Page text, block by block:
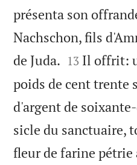
présenta son
Nachschon, fils
de Juda. 

13 Il offrit:
poids de cent trente
d'argent de
sicle du sanctuaire,
fleur de farine